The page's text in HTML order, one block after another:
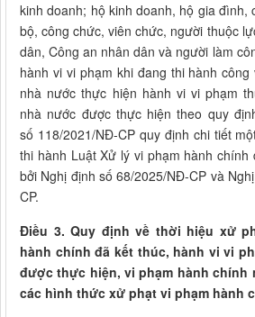
kinh doanh; hộ kinh doanh, hộ gia đình,
bộ, công chức, viên chức, người thuộc
dân, Công an nhân dân và người làm
hành vi vi phạm khi đang thi hành
nhà nước thực hiện hành vi vi phạm
nhà nước được thực hiện theo quy
số 118/2021/NĐ-CP quy định chi tiết
thi hành Luật Xử lý vi phạm hành
bởi Nghị định số 68/2025/NĐ-CP và
CP.
Điều 3. Quy định về thời hiệu xử
hành chính đã kết thúc, hành vi vi
được thực hiện, vi phạm hành chính
các hình thức xử phạt vi phạm hành